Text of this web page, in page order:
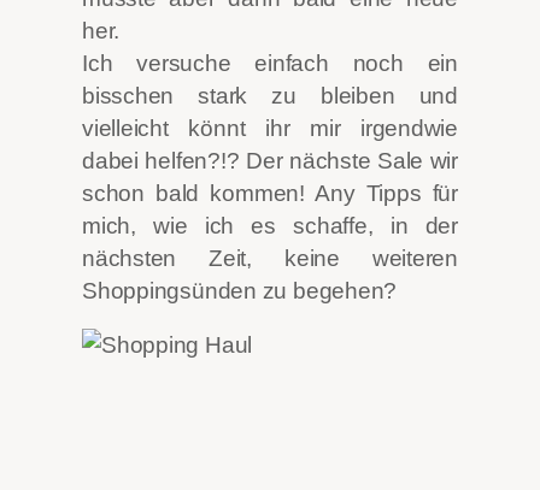
her.
Ich versuche einfach noch ein
bisschen stark zu bleiben und
vielleicht könnt ihr mir irgendwie
dabei helfen?!? Der nächste Sale wir
schon bald kommen! Any Tipps für
mich, wie ich es schaffe, in der
nächsten Zeit, keine weiteren
Shoppingsünden zu begehen?